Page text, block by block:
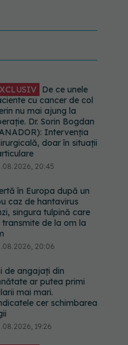
De ce unele
cu cancer de col
nu mai ajung la
Dr. Sorin Bogdan
Intervenția
doar în situații
20:45
în Europa după un
caz de hantavirus
singura tulpină care
transmite de la om la
20:06
de angajați din
ar putea primi
mai mari.
cer schimbarea
19:26